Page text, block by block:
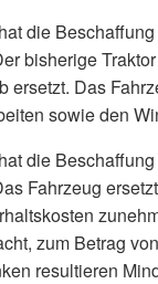
die
bisherige
ersetzt. Das
sowie den
die
Fahrzeug
zum Betrag
resultieren